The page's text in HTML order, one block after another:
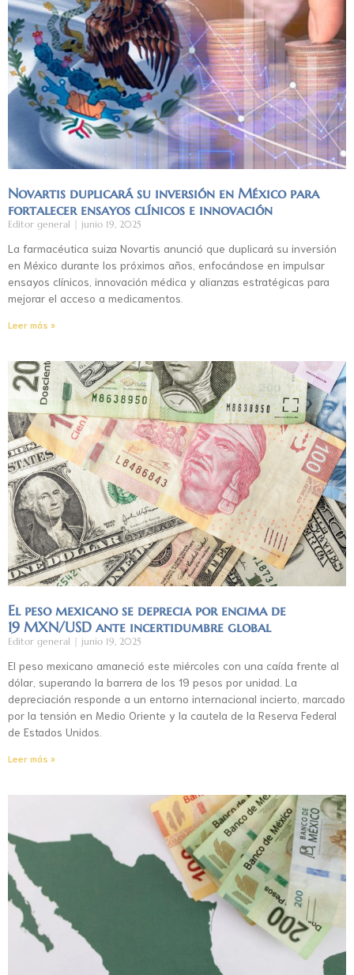
Novartis duplicará su inversión en México para
fortalecer ensayos clínicos e innovación
Editor general junio 19, 2025
La farmacéutica suiza Novartis anunció que duplicará su inversión
en México durante los próximos años, enfocándose en impulsar
ensayos clínicos, innovación médica y alianzas estratégicas para
mejorar el acceso a medicamentos.
Leer más »
El peso mexicano se deprecia por encima de
19 MXN/USD ante incertidumbre global
Editor general junio 19, 2025
El peso mexicano amaneció este miércoles con una caída frente al
dólar, superando la barrera de los 19 pesos por unidad. La
depreciación responde a un entorno internacional incierto, marcado
por la tensión en Medio Oriente y la cautela de la Reserva Federal
de Estados Unidos.
Leer más »